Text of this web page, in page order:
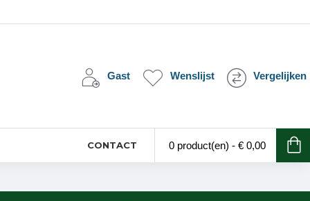
Gast Wenslijst Vergelijken
CONTACT 0 product(en) - € 0,00